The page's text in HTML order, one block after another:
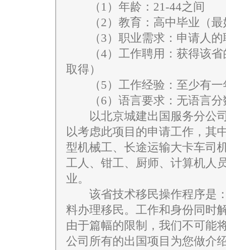
（1）年龄：21-44之间
（2）教育：高中毕业（最
（3）职业需求：申请人的
（4）工作聘用：获得该省
取得）
（5）工作经验：至少有一
（6）语言要求：无语言分
以北京城建出国服务分公司
以考虑此项目的申请工作，其
型机械工、长途运输大卡车司
工人、钳工、厨师、计算机人
业。
该省技术移民操作程序是：
料办理移民。工作和身份同时
由于篇幅的限制，我们不可能
公司所有的出国项目为您做介